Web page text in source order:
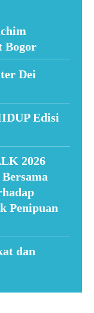
Bogor
Dei
Edisi
2026
Penipuan
dan